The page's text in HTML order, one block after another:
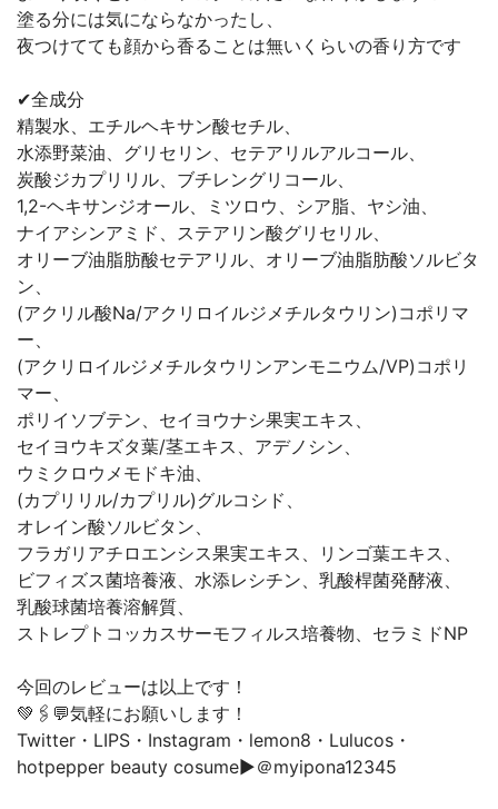
塗る分には気にならなかったし、
夜つけてても顔から香ることは無いくらいの香り方です
✔全成分
精製水、エチルヘキサン酸セチル、
水添野菜油、グリセリン、セテアリルアルコール、
炭酸ジカプリリル、ブチレングリコール、
1,2-ヘキサンジオール、ミツロウ、シア脂、ヤシ油、
ナイアシンアミド、ステアリン酸グリセリル、
オリーブ油脂肪酸セテアリル、オリーブ油脂肪酸ソルビタ
ン、
(アクリル酸Na/アクリロイルジメチルタウリン)コポリマ
ー、
(アクリロイルジメチルタウリンアンモニウム/VP)コポリ
マー、
ポリイソブテン、セイヨウナシ果実エキス、
セイヨウキズタ葉/茎エキス、アデノシン、
ウミクロウメモドキ油、
(カプリリル/カプリル)グルコシド、
オレイン酸ソルビタン、
フラガリアチロエンシス果実エキス、リンゴ葉エキス、
ビフィズス菌培養液、水添レシチン、乳酸桿菌発酵液、
乳酸球菌培養溶解質、
ストレプトコッカスサーモフィルス培養物、セラミドNP
今回のレビューは以上です！
💚🖇💬気軽にお願いします！
Twitter・LIPS・Instagram・lemon8・Lulucos・
hotpepper beauty cosume▶︎＠myipona12345